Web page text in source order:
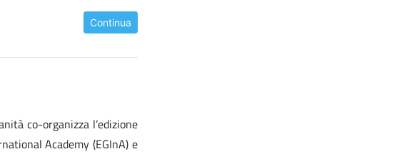
Continua
co-organizza l’edizione
Academy (EGInA) e